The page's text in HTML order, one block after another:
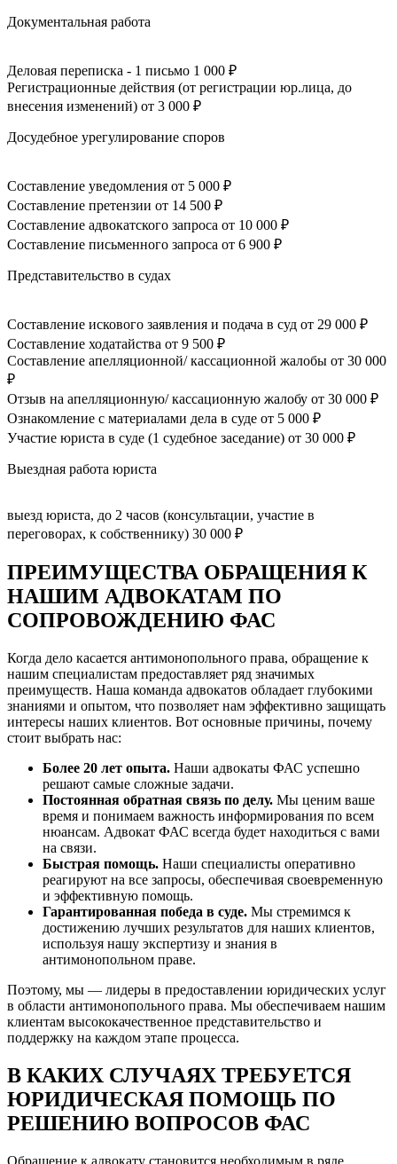
Документальная работа
Деловая переписка - 1 письмо 1 000 ₽
Регистрационные действия (от регистрации юр.лица, до
внесения изменений) от 3 000 ₽
Досудебное урегулирование споров
Составление уведомления от 5 000 ₽
Составление претензии от 14 500 ₽
Составление адвокатского запроса от 10 000 ₽
Составление письменного запроса от 6 900 ₽
Представительство в судах
Составление искового заявления и подача в суд от 29 000 ₽
Составление ходатайства от 9 500 ₽
Составление апелляционной/ кассационной жалобы от 30 000
₽
Отзыв на апелляционную/ кассационную жалобу от 30 000 ₽
Ознакомление с материалами дела в суде от 5 000 ₽
Участие юриста в суде (1 судебное заседание) от 30 000 ₽
Выездная работа юриста
выезд юриста, до 2 часов (консультации, участие в
переговорах, к собственнику) 30 000 ₽
ПРЕИМУЩЕСТВА ОБРАЩЕНИЯ К
НАШИМ АДВОКАТАМ ПО
СОПРОВОЖДЕНИЮ ФАС
Когда дело касается антимонопольного права, обращение к
нашим специалистам предоставляет ряд значимых
преимуществ. Наша команда адвокатов обладает глубокими
знаниями и опытом, что позволяет нам эффективно защищать
интересы наших клиентов. Вот основные причины, почему
стоит выбрать нас:
Более 20 лет опыта. Наши адвокаты ФАС успешно
решают самые сложные задачи.
Постоянная обратная связь по делу. Мы ценим ваше
время и понимаем важность информирования по всем
нюансам. Адвокат ФАС всегда будет находиться с вами
на связи.
Быстрая помощь. Наши специалисты оперативно
реагируют на все запросы, обеспечивая своевременную
и эффективную помощь.
Гарантированная победа в суде. Мы стремимся к
достижению лучших результатов для наших клиентов,
используя нашу экспертизу и знания в
антимонопольном праве.
Поэтому, мы — лидеры в предоставлении юридических услуг
в области антимонопольного права. Мы обеспечиваем нашим
клиентам высококачественное представительство и
поддержку на каждом этапе процесса.
В КАКИХ СЛУЧАЯХ ТРЕБУЕТСЯ
ЮРИДИЧЕСКАЯ ПОМОЩЬ ПО
РЕШЕНИЮ ВОПРОСОВ ФАС
Обращение к адвокату становится необходимым в ряде